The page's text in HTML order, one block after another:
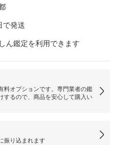
で発送
ん鑑定を利用できます
料オプションです。専門業者の鑑
するので、商品を安心して購入い
振り込まれます